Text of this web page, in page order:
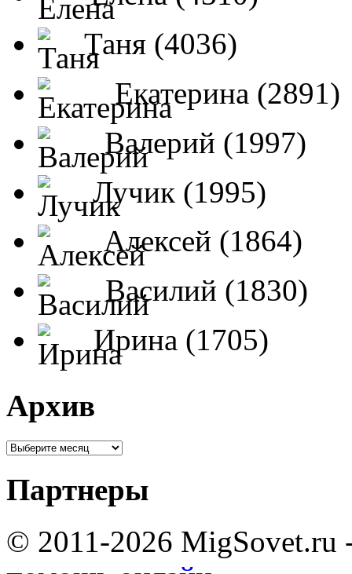
Таня (4036)
Екатерина (2891)
Валерий (1997)
Лучик (1995)
Алексей (1864)
Василий (1830)
Ирина (1705)
Архив
Партнеры
© 2011-2026 MigSovet.ru